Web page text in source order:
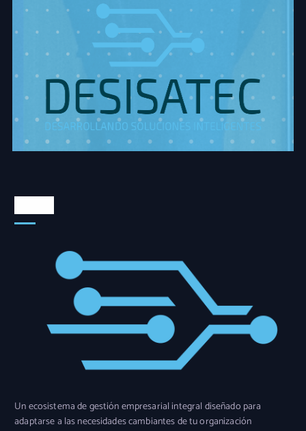
Un ecosistema de gestión empresarial integral diseñado para
adaptarse a las necesidades cambiantes de tu organización